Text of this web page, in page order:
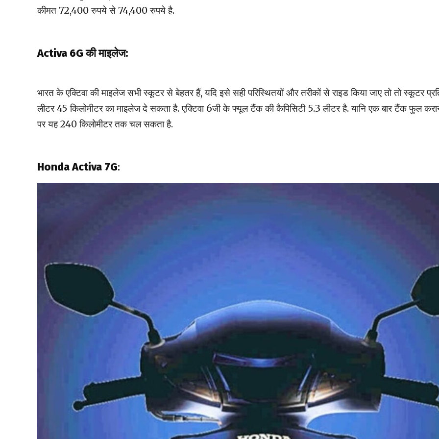
कीमत 72,400 रुपये से 74,400 रुपये है.
Activa 6G की माइलेज:
भारत के एक्टिवा की माइलेज सभी स्कूटर से बेहतर हैं, यदि इसे सही परिस्थितयों और तरीकों से राइड किया जाए तो तो स्कूटर
लीटर 45 किलोमीटर का माइलेज दे सकता है. एक्टिवा 6जी के फ्यूल टैंक की कैपिसिटी 5.3 लीटर है. यानि एक बार टैंक फुल
पर यह 240 किलोमीटर तक चल सकता है.
Honda Activa 7G: